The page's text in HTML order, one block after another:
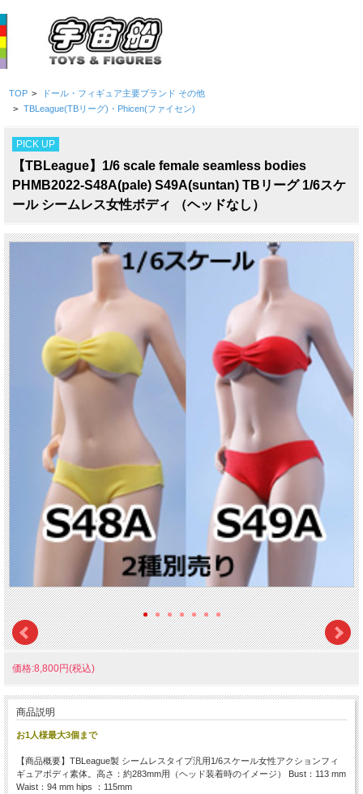
TOP > ドール・フィギュア主要ブランド その他
> TBLeague(TBリーグ)・Phicen(ファイセン)
PICK UP
【TBLeague】1/6 scale female seamless bodies
PHMB2022-S48A(pale) S49A(suntan) TBリーグ 1/6スケ
ール シームレス女性ボディ （ヘッドなし）
価格:8,800円(税込)
商品説明
お1人様最大3個まで
【商品概要】TBLeague製 シームレスタイプ汎用1/6スケール女性アクションフィ
ギュアボディ素体。高さ：約283mm用（ヘッド装着時のイメージ） Bust：113 mm
Waist：94 mm hips ：115mm